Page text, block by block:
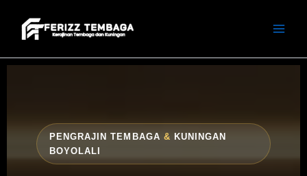
content
PENGRAJIN TEMBAGA & KUNINGAN
BOYOLALI